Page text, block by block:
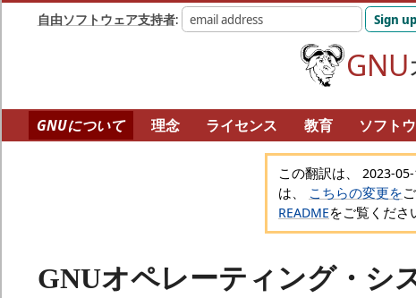
自由ソフトウェア支持者:
GNU
GNUについて 理念 ライセンス 教育 ソフト
自由ソフトウェアディレクトリ ハード
この翻訳は、 2023-
は、 こちらの変更を
READMEをご覧くださ
GNUオペレーティング・シ